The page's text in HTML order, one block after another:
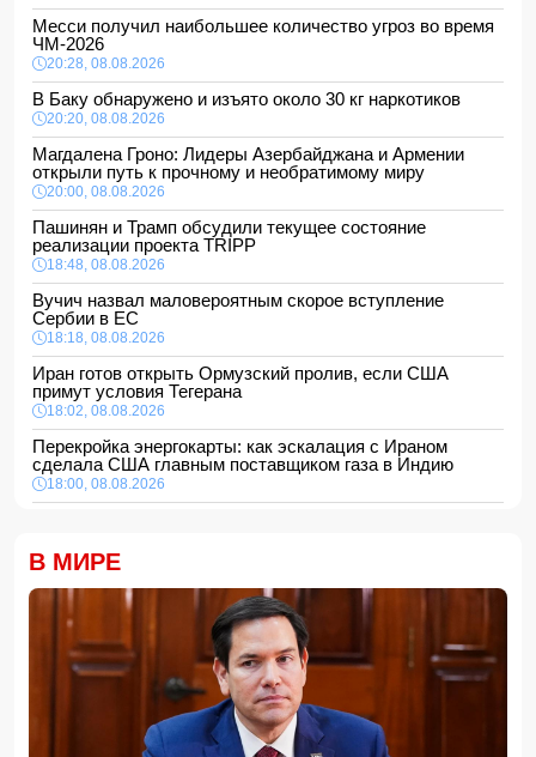
Месси получил наибольшее количество угроз во время
ЧМ-2026
20:28, 08.08.2026
В Баку обнаружено и изъято около 30 кг наркотиков
20:20, 08.08.2026
Магдалена Гроно: Лидеры Азербайджана и Армении
открыли путь к прочному и необратимому миру
20:00, 08.08.2026
Пашинян и Трамп обсудили текущее состояние
реализации проекта TRIPP
18:48, 08.08.2026
Вучич назвал маловероятным скорое вступление
Сербии в ЕС
18:18, 08.08.2026
Иран готов открыть Ормузский пролив, если США
примут условия Тегерана
18:02, 08.08.2026
Перекройка энергокарты: как эскалация с Ираном
сделала США главным поставщиком газа в Индию
18:00, 08.08.2026
16:48, 08.08.2026
Турция ограничивает проход коммерческих судов в
Черное море
16:28, 08.08.2026
Каковы основные признаки гормональных нарушений?-
МЧС Азербайджана выступило с экстренным
В МИРЕ